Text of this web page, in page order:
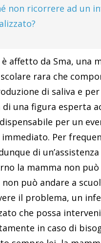
non ricorrere ad un
affetto da Sma, una
rara che
di saliva e
di una figura esperta
per un
immediato. Per
di
la mamma non
non può andare a
il problema, un
che possa
in caso di